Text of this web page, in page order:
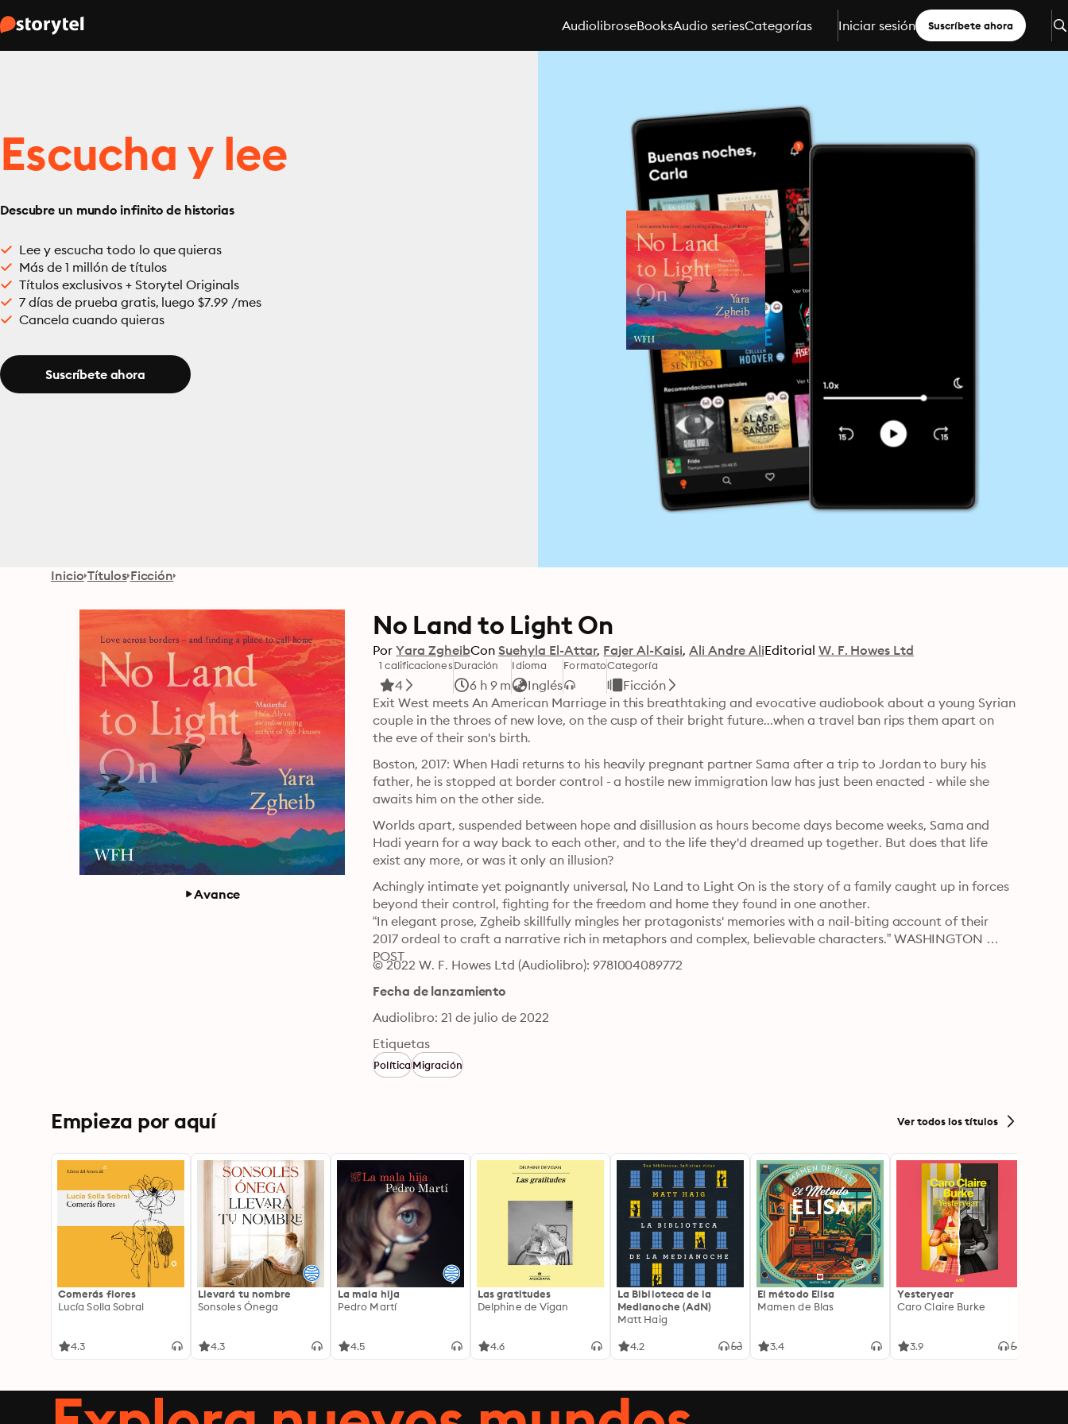
AudiolibroseBooksAudio seriesCategorías Iniciar sesión Suscríbete ahora
Escucha y lee
Descubre un mundo infinito de historias
Lee y escucha todo lo que quieras
Más de 1 millón de títulos
Títulos exclusivos + Storytel Originals
7 días de prueba gratis, luego $7.99 /mes
Cancela cuando quieras
Suscríbete ahora
Inicio Títulos Ficción
Avance
No Land to Light On
Por Yara ZgheibCon Suehyla El-Attar Fajer Al-Kaisi Ali Andre AliEditorial W. F. Howes Ltd
1 calificaciones
4
Duración
6 h 9 m
Idioma
Inglés
FormatoCategoría
Ficción
Exit West meets An American Marriage in this breathtaking and evocative audiobook about a young Syrian
couple in the throes of new love, on the cusp of their bright future...when a travel ban rips them apart on
the eve of their son's birth.
Boston, 2017: When Hadi returns to his heavily pregnant partner Sama after a trip to Jordan to bury his
father, he is stopped at border control - a hostile new immigration law has just been enacted - while she
awaits him on the other side.
Worlds apart, suspended between hope and disillusion as hours become days become weeks, Sama and
Hadi yearn for a way back to each other, and to the life they'd dreamed up together. But does that life
exist any more, or was it only an illusion?
Achingly intimate yet poignantly universal, No Land to Light On is the story of a family caught up in forces
beyond their control, fighting for the freedom and home they found in one another.
“In elegant prose, Zgheib skillfully mingles her protagonists' memories with a nail-biting account of their
2017 ordeal to craft a narrative rich in metaphors and complex, believable characters.” WASHINGTON
POST
© 2022 W. F. Howes Ltd (Audiolibro): 9781004089772
Fecha de lanzamiento
Audiolibro: 21 de julio de 2022
Etiquetas
PolíticaMigración
Empieza por aquí Ver todos los títulos
Comerás flores
Lucía Solla Sobral
4.3
Llevará tu nombre
Sonsoles Ónega
4.3
La mala hija
Pedro Martí
4.5
Las gratitudes
Delphine de Vigan
4.6
La Biblioteca de la
Medianoche (AdN)
Matt Haig
4.2
El método Elisa
Mamen de Blas
3.4
Yesteryear
Caro Claire Burke
3.9